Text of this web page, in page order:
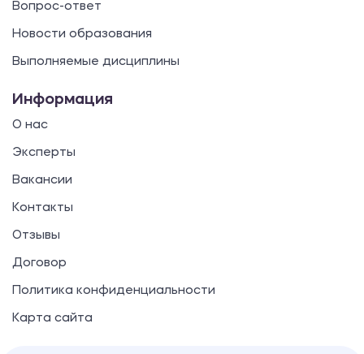
Вопрос-ответ
Новости образования
Выполняемые дисциплины
Информация
О нас
Эксперты
Вакансии
Контакты
Отзывы
Договор
Политика конфиденциальности
Карта сайта